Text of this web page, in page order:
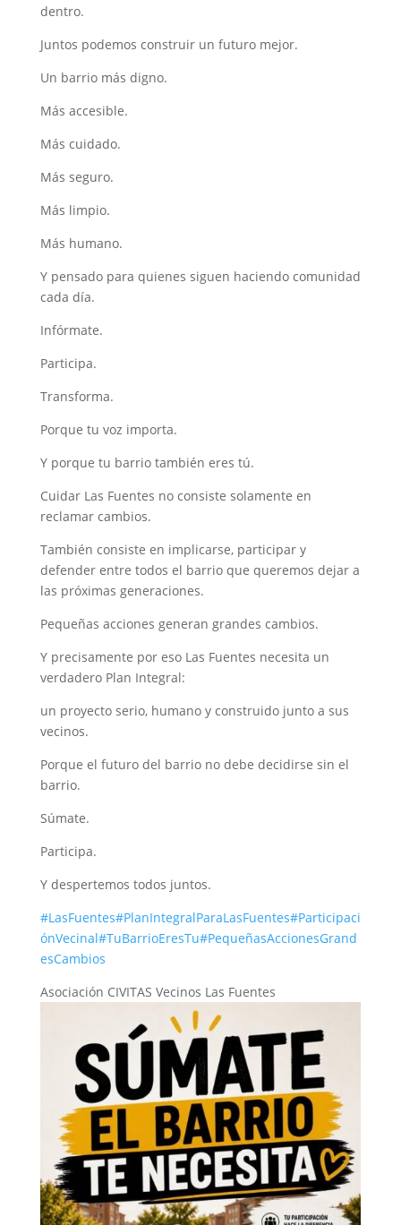
dentro.
Juntos podemos construir un futuro mejor.
Un barrio más digno.
Más accesible.
Más cuidado.
Más seguro.
Más limpio.
Más humano.
Y pensado para quienes siguen haciendo comunidad
cada día.
Infórmate.
Participa.
Transforma.
Porque tu voz importa.
Y porque tu barrio también eres tú.
Cuidar Las Fuentes no consiste solamente en
reclamar cambios.
También consiste en implicarse, participar y
defender entre todos el barrio que queremos dejar a
las próximas generaciones.
Pequeñas acciones generan grandes cambios.
Y precisamente por eso Las Fuentes necesita un
verdadero Plan Integral:
un proyecto serio, humano y construido junto a sus
vecinos.
Porque el futuro del barrio no debe decidirse sin el
barrio.
Súmate.
Participa.
Y despertemos todos juntos.
#LasFuentes#PlanIntegralParaLasFuentes#Participaci
ónVecinal#TuBarrioEresTu#PequeñasAccionesGrand
esCambios
Asociación CIVITAS Vecinos Las Fuentes